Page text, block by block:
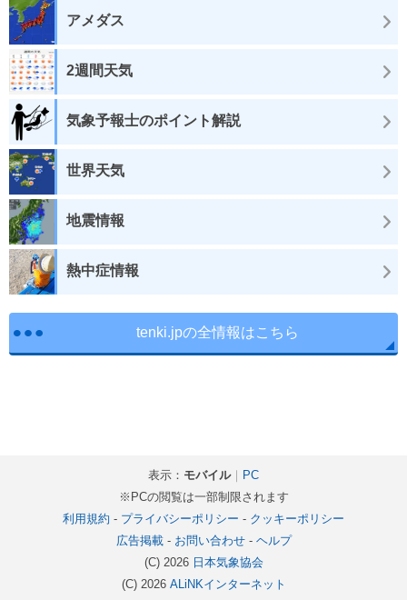
アメダス
2週間天気
気象予報士のポイント解説
世界天気
地震情報
熱中症情報
tenki.jpの全情報はこちら
表示： モバイル｜
PC
※PCの閲覧は一部制限されます
利用規約 - プライバシーポリシー - クッキーポリシー
広告掲載- お問い合わせ- ヘルプ
(C) 2026 日本気象協会
(C) 2026 ALiNKインターネット